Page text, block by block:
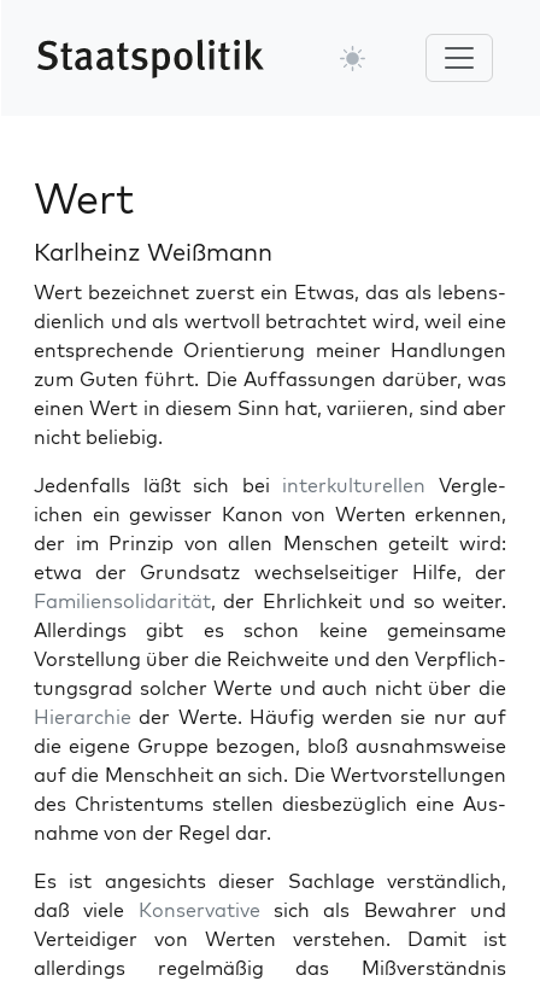
Wert
Karlheinz Weißmann
Wert beze­ich­net zuerst ein Etwas, das als lebens­
di­en­lich und als wertvoll betra­chtet wird, weil eine
entsprechende Ori­en­tierung mein­er Hand­lun­gen
zum Guten führt. Die Auf­fas­sun­gen darüber, was
einen Wert in diesem Sinn hat, vari­ieren, sind aber
nicht beliebig.
Jeden­falls läßt sich bei interkul­turellen Ver­gle­
ichen ein gewiss­er Kanon von Werten erken­nen,
der im Prinzip von allen Men­schen geteilt wird:
etwa der Grund­satz wech­sel­seit­iger Hil­fe, der
Fam­i­lien­sol­i­dar­ität, der Ehrlichkeit und so weit­er.
Allerd­ings gibt es schon keine gemein­same
Vorstel­lung über die Reich­weite und den Verpflich­
tungs­grad solch­er Werte und auch nicht über die
Hier­ar­chie der Werte. Häu­fig wer­den sie nur auf
die eigene Gruppe bezo­gen, bloß aus­nahm­sweise
auf die Men­schheit an sich. Die Wertvorstel­lun­gen
des Chris­ten­tums stellen dies­bezüglich eine Aus­
nahme von der Regel dar.
Es ist angesichts dieser Sach­lage ver­ständlich,
daß viele Kon­ser­v­a­tive sich als Bewahrer und
Vertei­di­ger von Werten ver­ste­hen. Damit ist
allerd­ings regelmäßig das Mißver­ständ­nis